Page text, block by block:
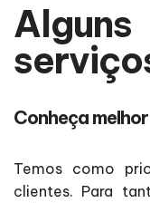
Conheça
Temos como
clientes. Para